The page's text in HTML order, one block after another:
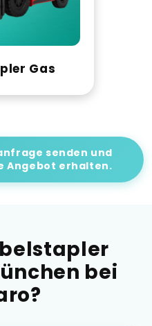
Gas
senden und
Angebot erhalten.
bei